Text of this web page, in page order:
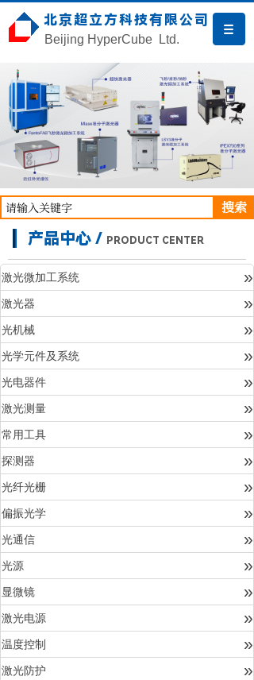
北京超立方科技有限公司
Beijing HyperCube Ltd.
搜索
产品中心 / PRODUCT CENTER
激光微加工系统 »
激光器 »
光机械 »
光学元件及系统 »
光电器件 »
激光测量 »
常用工具 »
探测器 »
光纤光栅 »
偏振光学 »
光通信 »
光源 »
显微镜 »
激光电源 »
温度控制 »
激光防护 »